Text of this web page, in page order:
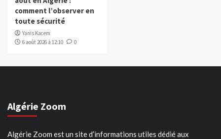
comment l’observer en
toute sécurité
Yanis Kacem
6 août 2026 à 12:10
0
Algérie Zoom
Algérie Zoom est un site d’informations utiles dédié aux